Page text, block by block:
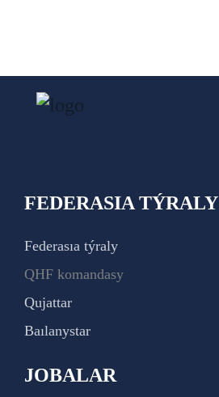
FEDERASIA TÝRALY
Federasıa týraly
QHF komandasy
Qujattar
Baılanystar
JOBALAR